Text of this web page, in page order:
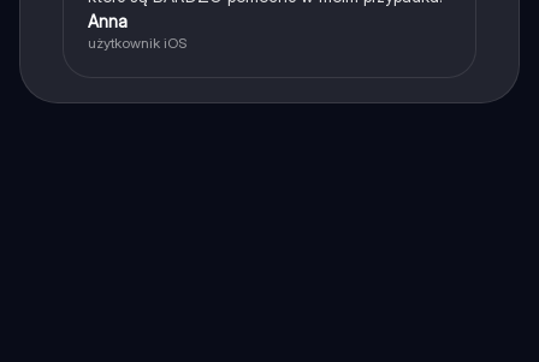
Anna
użytkownik iOS